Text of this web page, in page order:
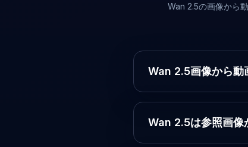
Wan 2.5の画像から
Wan 2.5画像から動
Wan 2.5は参照画像